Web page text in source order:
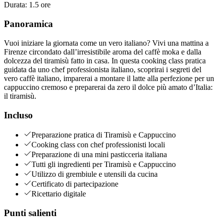
Durata: 1.5 ore
Panoramica
Vuoi iniziare la giornata come un vero italiano? Vivi una mattina a
Firenze circondato dall’irresistibile aroma del caffè moka e dalla
dolcezza del tiramisù fatto in casa. In questa cooking class pratica
guidata da uno chef professionista italiano, scoprirai i segreti del
vero caffè italiano, imparerai a montare il latte alla perfezione per un
cappuccino cremoso e preparerai da zero il dolce più amato d’Italia:
il tiramisù.
Incluso
Preparazione pratica di Tiramisù e Cappuccino
Cooking class con chef professionisti locali
Preparazione di una mini pasticceria italiana
Tutti gli ingredienti per Tiramisù e Cappuccino
Utilizzo di grembiule e utensili da cucina
Certificato di partecipazione
Ricettario digitale
Punti salienti